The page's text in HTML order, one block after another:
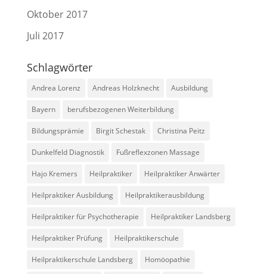
Oktober 2017
Juli 2017
Schlagwörter
Andrea Lorenz Andreas Holzknecht Ausbildung
Bayern berufsbezogenen Weiterbildung
Bildungsprämie Birgit Schestak Christina Peitz
Dunkelfeld Diagnostik Fußreflexzonen Massage
Hajo Kremers Heilpraktiker Heilpraktiker Anwärter
Heilpraktiker Ausbildung Heilpraktikerausbildung
Heilpraktiker für Psychotherapie Heilpraktiker Landsberg
Heilpraktiker Prüfung Heilpraktikerschule
Heilpraktikerschule Landsberg Homöopathie